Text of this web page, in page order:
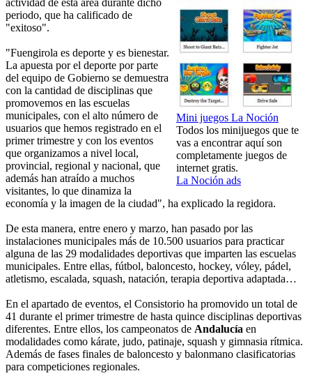
Mini juegos La Noción
Todos los minijuegos que te
vas a encontrar aquí son
completamente juegos de
internet gratis.
La Noción ads
actividad de esta área durante dicho
periodo, que ha calificado de
"exitoso".
"Fuengirola es deporte y es bienestar.
La apuesta por el deporte por parte
del equipo de Gobierno se demuestra
con la cantidad de disciplinas que
promovemos en las escuelas
municipales, con el alto número de
usuarios que hemos registrado en el
primer trimestre y con los eventos
que organizamos a nivel local,
provincial, regional y nacional, que
además han atraído a muchos
visitantes, lo que dinamiza la
economía y la imagen de la ciudad", ha explicado la regidora.
De esta manera, entre enero y marzo, han pasado por las
instalaciones municipales más de 10.500 usuarios para practicar
alguna de las 29 modalidades deportivas que imparten las escuelas
municipales. Entre ellas, fútbol, baloncesto, hockey, vóley, pádel,
atletismo, escalada, squash, natación, terapia deportiva adaptada…
En el apartado de eventos, el Consistorio ha promovido un total de
41 durante el primer trimestre de hasta quince disciplinas deportivas
diferentes. Entre ellos, los campeonatos de Andalucía en
modalidades como kárate, judo, patinaje, squash y gimnasia rítmica.
Además de fases finales de baloncesto y balonmano clasificatorias
para competiciones regionales.